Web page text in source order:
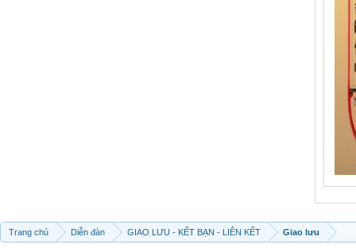
Trang chủ Diễn đàn GIAO LƯU - KẾT BẠN - LIÊN KẾT Giao lưu